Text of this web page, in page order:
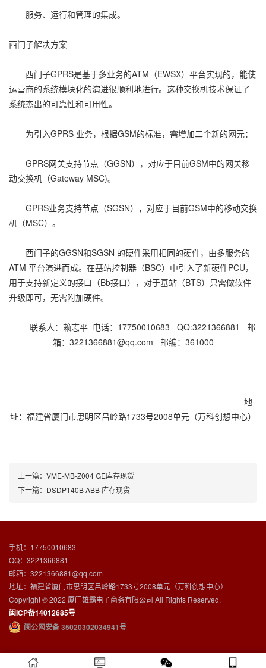
服务、运行和管理的集成。
西门子解决方案
西门子GPRS是基于多业务的ATM（EWSX）平台实现的，能使
运营商的系统模块化的演进很顺利地进行。这种交换机技术保证了
系统杰出的可靠性和可用性。
为引入GPRS 业务，根据GSM的标准，需增加二个新的网元：
GPRS网关支持节点（GGSN），对应于目前GSM中的网关移
动交换机（Gateway MSC)。
GPRS业务支持节点（SGSN），对应于目前GSM中的移动交换
机（MSC）。
西门子的GGSN和SGSN 的硬件采用相同的硬件，由多服务的
ATM 平台演进而成。在基站控制器（BSC）中引入了新硬件PCU，
用于支持新定义的接口（Bb接口），对于基站（BTS）只需做软件
升级即可，无需附加硬件。
联系人：赖志平 电话：17750010683 QQ:3221366881 邮
箱：3221366881@qq.com 邮编：361000
地
址：福建省厦门市思明区吕岭路1733号2008单元（万科创想中心）
上一篇： VME-MB-Z004 GE库存现货
下一篇： DSDP140B ABB 库存现货
手机：17750010683
QQ：3221366881
邮箱：3221366881@qq.com
地址：福建省厦门市思明区吕岭路1733号2008单元（万科创想中心）
Copyright © 2022 厦门雄霸电子商务有限公司 All Rights Reserved.
闽ICP备14012685号
闽公网安备 35020302034941号